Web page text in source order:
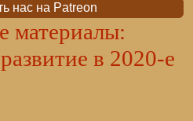
нас на Patreon
материалы:
в 2020-е